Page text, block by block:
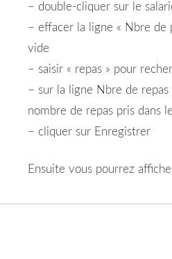
– double-cliquer sur le
– effacer la ligne « Nbre de
vide
– saisir « repas » pour
– sur la ligne Nbre de repas
nombre de repas pris dans
– cliquer sur Enregistrer
Ensuite vous pourrez